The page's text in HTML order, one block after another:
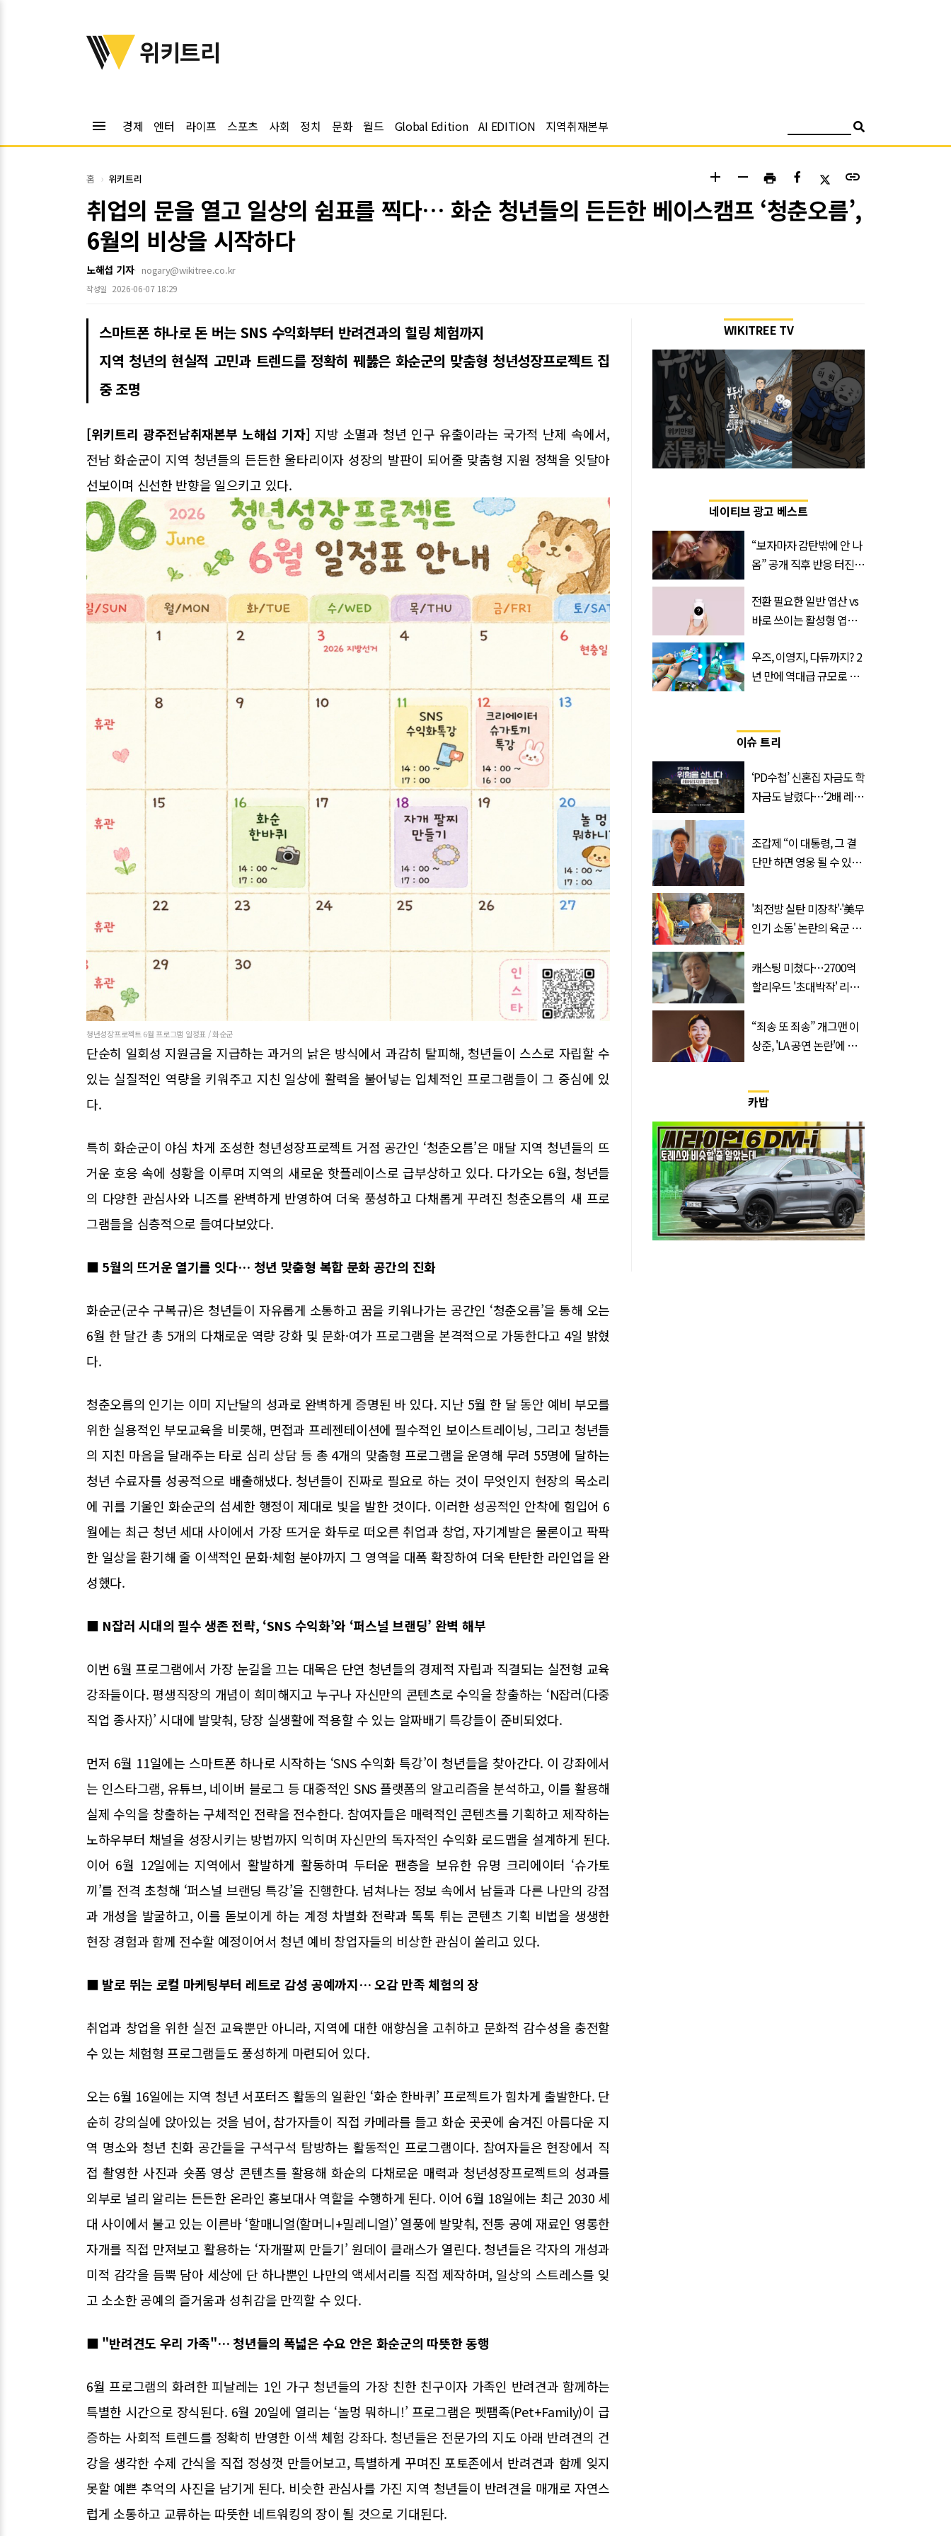
위키트리
위키트리
menu 경제 엔터 라이프 스포츠 사회 정치 문화 월드 Global Edition AI EDITION 지역취재본부
홈 위키트리 add remove print link
취업의 문을 열고 일상의 쉼표를 찍다… 화순 청년들의 든든한 베이스캠프 ‘청춘오름’,
6월의 비상을 시작하다
노해섭 기자 nogary@wikitree.co.kr
작성일 2026-06-07 18:29
스마트폰 하나로 돈 버는 SNS 수익화부터 반려견과의 힐링 체험까지
지역 청년의 현실적 고민과 트렌드를 정확히 꿰뚫은 화순군의 맞춤형 청년성장프로젝트 집
중 조명
[위키트리 광주전남취재본부 노해섭 기자] 지방 소멸과 청년 인구 유출이라는 국가적 난제 속에서,
전남 화순군이 지역 청년들의 든든한 울타리이자 성장의 발판이 되어줄 맞춤형 지원 정책을 잇달아
선보이며 신선한 반향을 일으키고 있다.
청년성장프로젝트 6월 프로그램 일정표 / 화순군
단순히 일회성 지원금을 지급하는 과거의 낡은 방식에서 과감히 탈피해, 청년들이 스스로 자립할 수
있는 실질적인 역량을 키워주고 지친 일상에 활력을 불어넣는 입체적인 프로그램들이 그 중심에 있
다.
특히 화순군이 야심 차게 조성한 청년성장프로젝트 거점 공간인 ‘청춘오름’은 매달 지역 청년들의 뜨
거운 호응 속에 성황을 이루며 지역의 새로운 핫플레이스로 급부상하고 있다. 다가오는 6월, 청년들
의 다양한 관심사와 니즈를 완벽하게 반영하여 더욱 풍성하고 다채롭게 꾸려진 청춘오름의 새 프로
그램들을 심층적으로 들여다보았다.
■ 5월의 뜨거운 열기를 잇다… 청년 맞춤형 복합 문화 공간의 진화
화순군(군수 구복규)은 청년들이 자유롭게 소통하고 꿈을 키워나가는 공간인 ‘청춘오름’을 통해 오는
6월 한 달간 총 5개의 다채로운 역량 강화 및 문화·여가 프로그램을 본격적으로 가동한다고 4일 밝혔
다.
청춘오름의 인기는 이미 지난달의 성과로 완벽하게 증명된 바 있다. 지난 5월 한 달 동안 예비 부모를
위한 실용적인 부모교육을 비롯해, 면접과 프레젠테이션에 필수적인 보이스트레이닝, 그리고 청년들
의 지친 마음을 달래주는 타로 심리 상담 등 총 4개의 맞춤형 프로그램을 운영해 무려 55명에 달하는
청년 수료자를 성공적으로 배출해냈다. 청년들이 진짜로 필요로 하는 것이 무엇인지 현장의 목소리
에 귀를 기울인 화순군의 섬세한 행정이 제대로 빛을 발한 것이다. 이러한 성공적인 안착에 힘입어 6
월에는 최근 청년 세대 사이에서 가장 뜨거운 화두로 떠오른 취업과 창업, 자기계발은 물론이고 팍팍
한 일상을 환기해 줄 이색적인 문화·체험 분야까지 그 영역을 대폭 확장하여 더욱 탄탄한 라인업을 완
성했다.
■ N잡러 시대의 필수 생존 전략, ‘SNS 수익화’와 ‘퍼스널 브랜딩’ 완벽 해부
이번 6월 프로그램에서 가장 눈길을 끄는 대목은 단연 청년들의 경제적 자립과 직결되는 실전형 교육
강좌들이다. 평생직장의 개념이 희미해지고 누구나 자신만의 콘텐츠로 수익을 창출하는 ‘N잡러(다중
직업 종사자)’ 시대에 발맞춰, 당장 실생활에 적용할 수 있는 알짜배기 특강들이 준비되었다.
먼저 6월 11일에는 스마트폰 하나로 시작하는 ‘SNS 수익화 특강’이 청년들을 찾아간다. 이 강좌에서
는 인스타그램, 유튜브, 네이버 블로그 등 대중적인 SNS 플랫폼의 알고리즘을 분석하고, 이를 활용해
실제 수익을 창출하는 구체적인 전략을 전수한다. 참여자들은 매력적인 콘텐츠를 기획하고 제작하는
노하우부터 채널을 성장시키는 방법까지 익히며 자신만의 독자적인 수익화 로드맵을 설계하게 된다.
이어 6월 12일에는 지역에서 활발하게 활동하며 두터운 팬층을 보유한 유명 크리에이터 ‘슈가토
끼’를 전격 초청해 ‘퍼스널 브랜딩 특강’을 진행한다. 넘쳐나는 정보 속에서 남들과 다른 나만의 강점
과 개성을 발굴하고, 이를 돋보이게 하는 계정 차별화 전략과 톡톡 튀는 콘텐츠 기획 비법을 생생한
현장 경험과 함께 전수할 예정이어서 청년 예비 창업자들의 비상한 관심이 쏠리고 있다.
■ 발로 뛰는 로컬 마케팅부터 레트로 감성 공예까지… 오감 만족 체험의 장
취업과 창업을 위한 실전 교육뿐만 아니라, 지역에 대한 애향심을 고취하고 문화적 감수성을 충전할
수 있는 체험형 프로그램들도 풍성하게 마련되어 있다.
오는 6월 16일에는 지역 청년 서포터즈 활동의 일환인 ‘화순 한바퀴’ 프로젝트가 힘차게 출발한다. 단
순히 강의실에 앉아있는 것을 넘어, 참가자들이 직접 카메라를 들고 화순 곳곳에 숨겨진 아름다운 지
역 명소와 청년 친화 공간들을 구석구석 탐방하는 활동적인 프로그램이다. 참여자들은 현장에서 직
접 촬영한 사진과 숏폼 영상 콘텐츠를 활용해 화순의 다채로운 매력과 청년성장프로젝트의 성과를
외부로 널리 알리는 든든한 온라인 홍보대사 역할을 수행하게 된다. 이어 6월 18일에는 최근 2030 세
대 사이에서 불고 있는 이른바 ‘할매니얼(할머니+밀레니얼)’ 열풍에 발맞춰, 전통 공예 재료인 영롱한
자개를 직접 만져보고 활용하는 ‘자개팔찌 만들기’ 원데이 클래스가 열린다. 청년들은 각자의 개성과
미적 감각을 듬뿍 담아 세상에 단 하나뿐인 나만의 액세서리를 직접 제작하며, 일상의 스트레스를 잊
고 소소한 공예의 즐거움과 성취감을 만끽할 수 있다.
■ "반려견도 우리 가족"… 청년들의 폭넓은 수요 안은 화순군의 따뜻한 동행
6월 프로그램의 화려한 피날레는 1인 가구 청년들의 가장 친한 친구이자 가족인 반려견과 함께하는
특별한 시간으로 장식된다. 6월 20일에 열리는 ‘놀멍 뭐하니!’ 프로그램은 펫팸족(Pet+Family)이 급
증하는 사회적 트렌드를 정확히 반영한 이색 체험 강좌다. 청년들은 전문가의 지도 아래 반려견의 건
강을 생각한 수제 간식을 직접 정성껏 만들어보고, 특별하게 꾸며진 포토존에서 반려견과 함께 잊지
못할 예쁜 추억의 사진을 남기게 된다. 비슷한 관심사를 가진 지역 청년들이 반려견을 매개로 자연스
럽게 소통하고 교류하는 따뜻한 네트워킹의 장이 될 것으로 기대된다.
WIKITREE TV
네이티브 광고 베스트
“보자마자 감탄밖에 안 나
옴” 공개 직후 반응 터진
전환 필요한 일반 엽산 vs
바로 쓰이는 활성형 엽
‘Quatrefolic®’ 주목
우즈, 이영지, 다듀까지? 2
년 만에 역대급 규모로 돌
이슈 트리
‘PD수첩’ 신혼집 자금도 학
자금도 날렸다…‘2배 레버
조갑제 “이 대통령, 그 결
단만 하면 영웅 될 수 있
'최전방 실탄 미장착'·'美무
인기 소동' 논란의 육군 1
캐스팅 미쳤다…2700억
할리우드 '초대박작' 리메
“죄송 또 죄송” 개그맨 이
상준, 'LA 공연 논란'에 고
카밥